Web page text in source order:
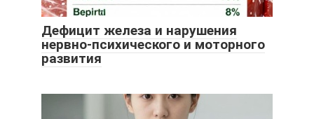
Дефицит железа и нарушения
нервно-психического и моторного
развития